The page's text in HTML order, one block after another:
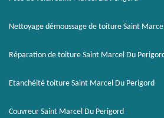
Nettoyage démoussage de toiture Saint
Réparation de toiture Saint Marcel Du
Etanchéité toiture Saint Marcel Du Perigord
Couvreur Saint Marcel Du Perigord